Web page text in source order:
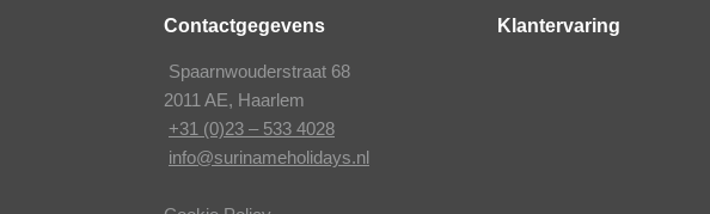
Contactgegevens
Spaarnwouderstraat 68
2011 AE, Haarlem
+31 (0)23 – 533 4028
info@surinameholidays.nl
Klantervaring